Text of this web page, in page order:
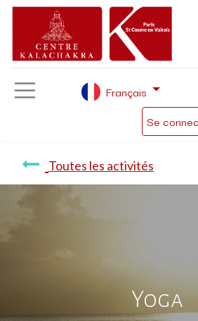
Se
Français
Toutes les activités
Yoga